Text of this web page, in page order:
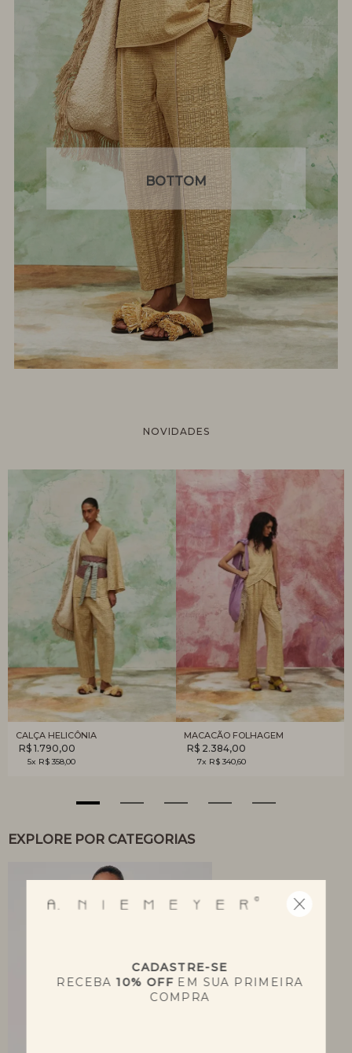
BOTTOM
NOVIDADES
CALÇA HELICÔNIA
R$ 1.790,00
5x R$ 358,00
MACACÃO FOLHAGEM
R$ 2.384,00
7x R$ 340,60
EXPLORE POR CATEGORIAS
CADASTRE-SE
RECEBA10% OFFEM SUA PRIMEIRA
COMPRA